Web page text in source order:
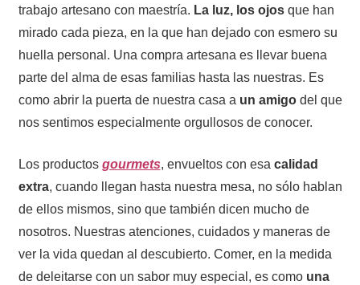
trabajo artesano con maestría. La luz, los ojosque han
mirado cada pieza, en la que han dejado con esmero su
huella personal. Una compra artesana es llevar buena
parte del alma de esas familias hasta las nuestras. Es
como abrir la puerta de nuestra casa a un amigodel que
nos sentimos especialmente orgullosos de conocer.
Los productos gourmets, envueltos con esa calidad
extra, cuando llegan hasta nuestra mesa, no sólo hablan
de ellos mismos, sino que también dicen mucho de
nosotros. Nuestras atenciones, cuidados y maneras de
ver la vida quedan al descubierto. Comer, en la medida
de deleitarse con un sabor muy especial, es como una